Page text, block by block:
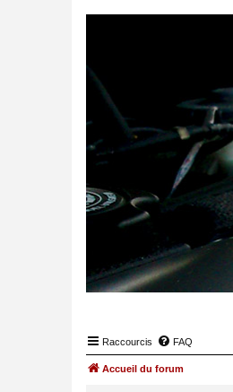
Raccourcis FAQ
Accueil du forum